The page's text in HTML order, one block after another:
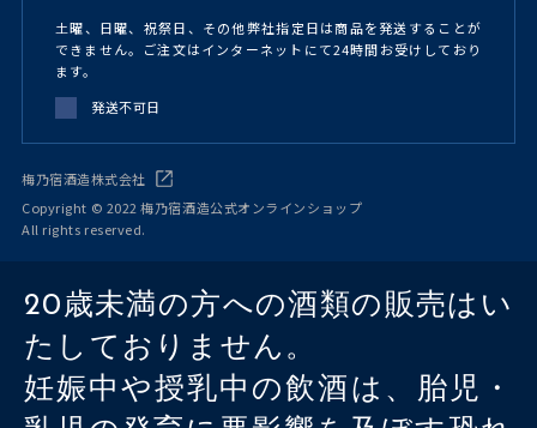
土曜、日曜、祝祭日、その他弊社指定日は商品を発送することが
できません。ご注文はインターネットにて24時間お受けしており
ます。
発送不可日
梅乃宿酒造株式会社
Copyright © 2022 梅乃宿酒造公式オンラインショップ
All rights reserved.
20歳未満の方への酒類の販売はい
たしておりません。
妊娠中や授乳中の飲酒は、胎児・